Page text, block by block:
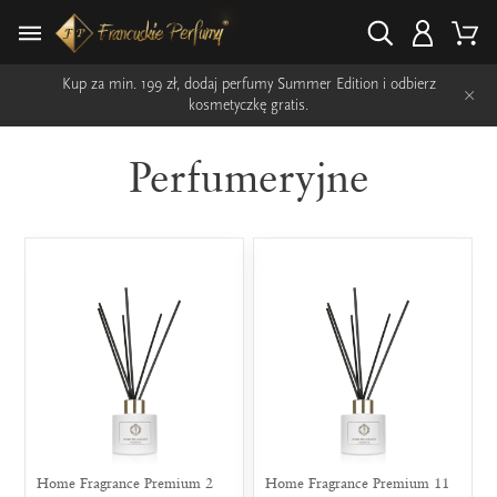
Kup za min. 199 zł, dodaj perfumy Summer Edition i odbierz
kosmetyczkę gratis.
×
Perfumeryjne
Home Fragrance Premium 2 Home Fragrance Premium 11